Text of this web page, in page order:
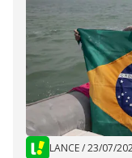
LANCE/23/07/